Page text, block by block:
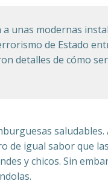
unas modernas
de Estado
detalles de cómo
igual sabor que
y chicos. Sin